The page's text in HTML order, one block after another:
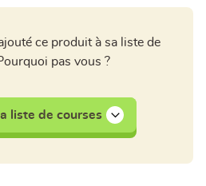
ce produit à sa liste de
pas vous ?
liste de courses